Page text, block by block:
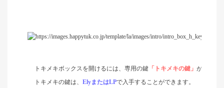
トキメキボックスを開けるには、専用の鍵 「トキメキの鍵」 が必要で
トキメキの鍵は、 ElyまたはLPで入手することができます。